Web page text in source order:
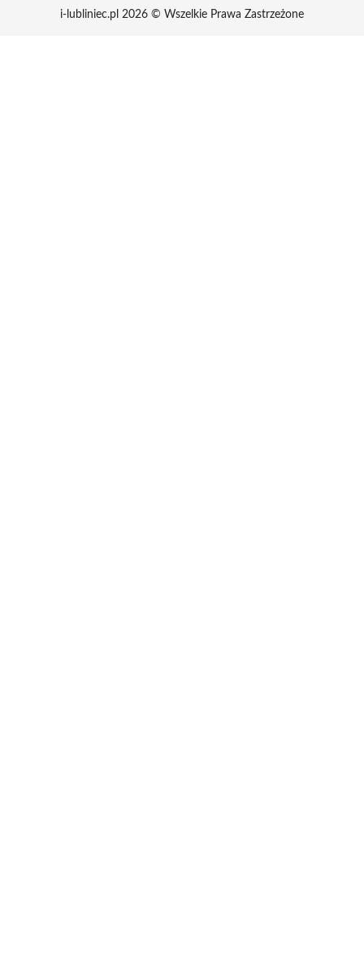
i-lubliniec.pl 2026 © Wszelkie Prawa Zastrzeżone